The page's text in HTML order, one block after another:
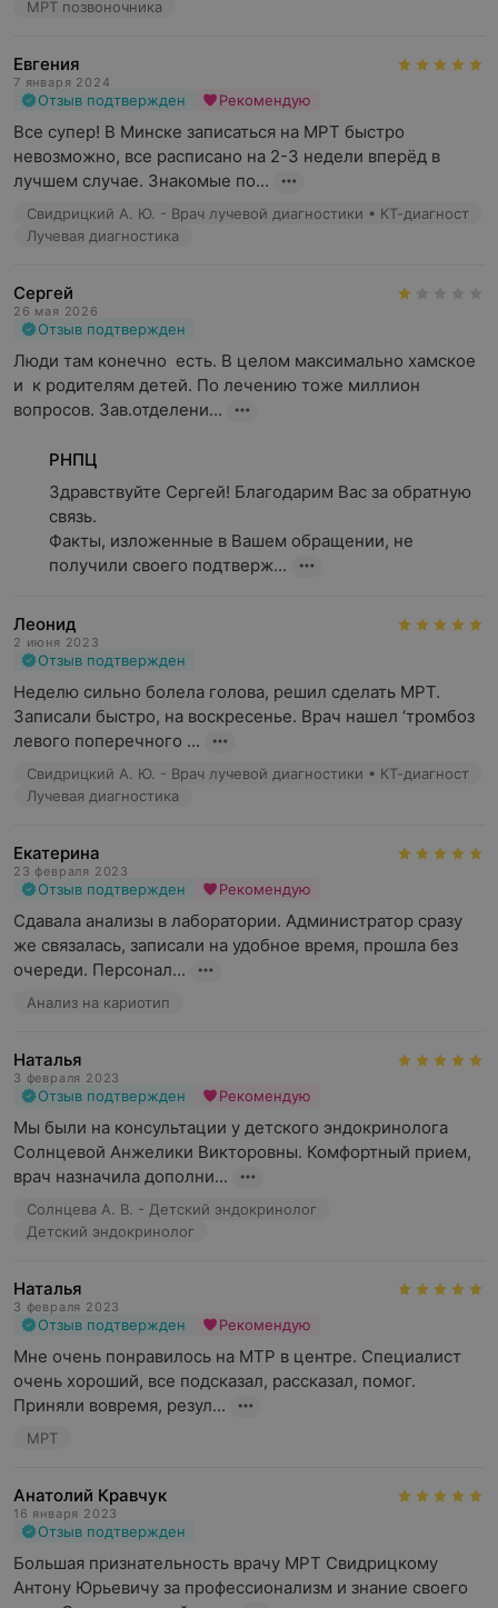
МРТ позвоночника
Евгения
7 января 2024
Отзыв подтвержден Рекомендую
Все супер! В Минске записаться на МРТ быстро
невозможно, все расписано на 2-3 недели вперёд в
лучшем случае. Знакомые по...
Свидрицкий А. Ю. - Врач лучевой диагностики • КТ-диагност
Лучевая диагностика
Сергей
26 мая 2026
Отзыв подтвержден
Люди там конечно  есть. В целом максимально хамское
и  к родителям детей. По лечению тоже миллион
вопросов. Зав.отделени...
РНПЦ
Здравствуйте Сергей! Благодарим Вас за обратную
связь.
Факты, изложенные в Вашем обращении, не
получили своего подтверж...
Леонид
2 июня 2023
Отзыв подтвержден
Неделю сильно болела голова, решил сделать МРТ.
Записали быстро, на воскресенье. Врач нашел ‘тромбоз
левого поперечного ...
Свидрицкий А. Ю. - Врач лучевой диагностики • КТ-диагност
Лучевая диагностика
Екатерина
23 февраля 2023
Отзыв подтвержден Рекомендую
Сдавала анализы в лаборатории. Администратор сразу
же связалась, записали на удобное время, прошла без
очереди. Персонал...
Анализ на кариотип
Наталья
3 февраля 2023
Отзыв подтвержден Рекомендую
Мы были на консультации у детского эндокринолога
Солнцевой Анжелики Викторовны. Комфортный прием,
врач назначила дополни...
Солнцева А. В. - Детский эндокринолог
Детский эндокринолог
Наталья
3 февраля 2023
Отзыв подтвержден Рекомендую
Мне очень понравилось на МТР в центре. Специалист
очень хороший, все подсказал, рассказал, помог.
Приняли вовремя, резул...
МРТ
Анатолий Кравчук
16 января 2023
Отзыв подтвержден
Большая признательность врачу МРТ Свидрицкому
Антону Юрьевичу за профессионализм и знание своего